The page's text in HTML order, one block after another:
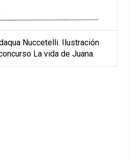
Nuccetelli. Ilustración
La vida de Juana.